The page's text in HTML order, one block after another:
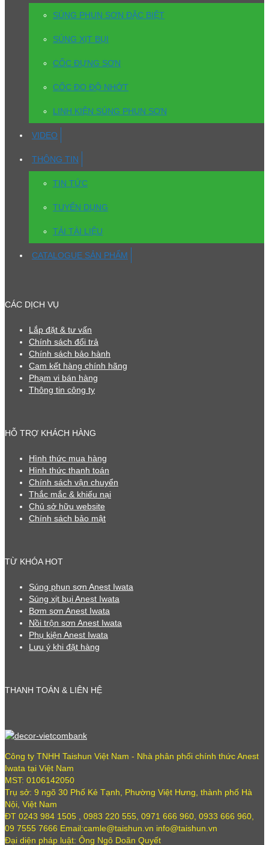
SÚNG PHUN SƠN ĐẶC BIỆT
SÚNG XỊT BỤI
CỐC ĐỰNG SƠN
CỐC ĐO ĐỘ NHỚT
LINH KIỆN SÚNG PHUN SƠN
VIDEO
THÔNG TIN
TIN TỨC
TUYỂN DỤNG
TẢI TÀI LIỆU
CATALOGUE SẢN PHẨM
CÁC DỊCH VỤ
Lắp đặt & tư vấn
Chính sách đổi trả
Chính sách bảo hành
Cam kết hàng chính hãng
Phạm vi bán hàng
Thông tin công ty
HỖ TRỢ KHÁCH HÀNG
Hình thức mua hàng
Hình thức thanh toán
Chính sách vận chuyển
Thắc mắc & khiếu nại
Chủ sở hữu website
Chính sách bảo mật
TỪ KHÓA HOT
Súng phun sơn Anest Iwata
Súng xịt bụi Anest Iwata
Bơm sơn Anest Iwata
Nồi trộn sơn Anest Iwata
Phụ kiện Anest Iwata
Lưu ý khi đặt hàng
THANH TOÁN & LIÊN HỆ
Công ty TNHH Taishun Việt Nam - Nhà phân phối chính thức Anest
Iwata tại Việt Nam
MST: 0106142050
Trụ sở: 9 ngõ 30 Phố Kẻ Tạnh, Phường Việt Hưng, thành phố Hà
Nội, Việt Nam
ĐT 0243 984 1505 , 0983 220 555, 0971 666 960, 0933 666 960,
09 7555 7666 Email:camle@taishun.vn info@taishun.vn
Đại diện pháp luật: Ông Ngô Doãn Quyết